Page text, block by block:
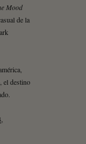
Mood
de la
el destino